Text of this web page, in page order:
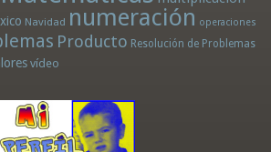
Navidad numeración operaciones
Producto Resolución de Problemas
vídeo